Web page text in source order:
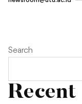
Search
Recent